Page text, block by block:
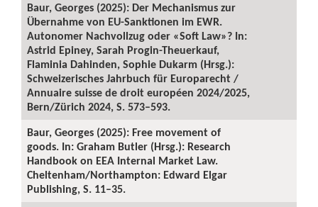
Baur, Georges (2025): Der Mechanismus zur
Übernahme von EU-Sanktionen im EWR.
Autonomer Nachvollzug oder «Soft Law»? In:
Astrid Epiney, Sarah Progin-Theuerkauf,
Flaminia Dahinden, Sophie Dukarm (Hrsg.):
Schweizerisches Jahrbuch für Europarecht /
Annuaire suisse de droit européen 2024/2025,
Bern/Zürich 2024, S. 573–593.
Baur, Georges (2025): Free movement of
goods. In: Graham Butler (Hrsg.): Research
Handbook on EEA Internal Market Law.
Cheltenham/Northampton: Edward Elgar
Publishing, S. 11–35.